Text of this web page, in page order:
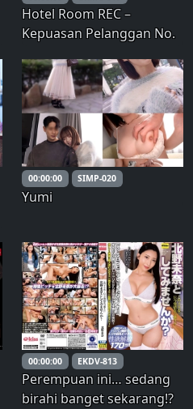
Yayoi M
Hotel Room REC –
Kepuasan Pelanggan No.
yang canggih dan
sempurna untuk pria
masokis di mana seorang
ratu akan memukuli penis
Anda yang menyedihkan
dengan campuran wortel
dan to
00:00:00 SIMP-020
Yumi
00:00:00 EKDV-813
Perempuan ini… sedang
birahi banget sekarang!?